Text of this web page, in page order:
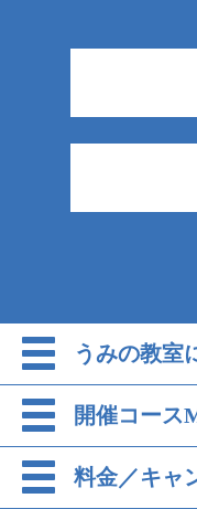
うみの教室
開催コース
料金／キャ